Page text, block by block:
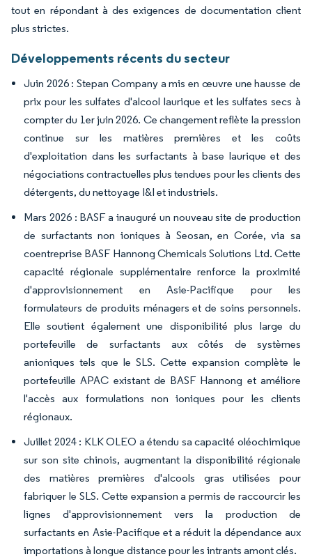
tout en répondant à des exigences de documentation client
plus strictes.
Développements récents du secteur
Juin 2026 : Stepan Company a mis en œuvre une hausse de
prix pour les sulfates d'alcool laurique et les sulfates secs à
compter du 1er juin 2026. Ce changement reflète la pression
continue sur les matières premières et les coûts
d'exploitation dans les surfactants à base laurique et des
négociations contractuelles plus tendues pour les clients des
détergents, du nettoyage I&I et industriels.
Mars 2026 : BASF a inauguré un nouveau site de production
de surfactants non ioniques à Seosan, en Corée, via sa
coentreprise BASF Hannong Chemicals Solutions Ltd. Cette
capacité régionale supplémentaire renforce la proximité
d'approvisionnement en Asie-Pacifique pour les
formulateurs de produits ménagers et de soins personnels.
Elle soutient également une disponibilité plus large du
portefeuille de surfactants aux côtés de systèmes
anioniques tels que le SLS. Cette expansion complète le
portefeuille APAC existant de BASF Hannong et améliore
l'accès aux formulations non ioniques pour les clients
régionaux.
Juillet 2024 : KLK OLEO a étendu sa capacité oléochimique
sur son site chinois, augmentant la disponibilité régionale
des matières premières d'alcools gras utilisées pour
fabriquer le SLS. Cette expansion a permis de raccourcir les
lignes d'approvisionnement vers la production de
surfactants en Asie-Pacifique et a réduit la dépendance aux
importations à longue distance pour les intrants amont clés.